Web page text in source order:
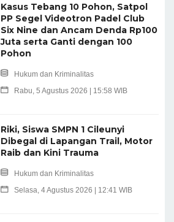
Kasus Tebang 10 Pohon, Satpol
PP Segel Videotron Padel Club
Six Nine dan Ancam Denda Rp100
Juta serta Ganti dengan 100
Pohon
Hukum dan Kriminalitas
Rabu, 5 Agustus 2026 | 15:58 WIB
Riki, Siswa SMPN 1 Cileunyi
Dibegal di Lapangan Trail, Motor
Raib dan Kini Trauma
Hukum dan Kriminalitas
Selasa, 4 Agustus 2026 | 12:41 WIB